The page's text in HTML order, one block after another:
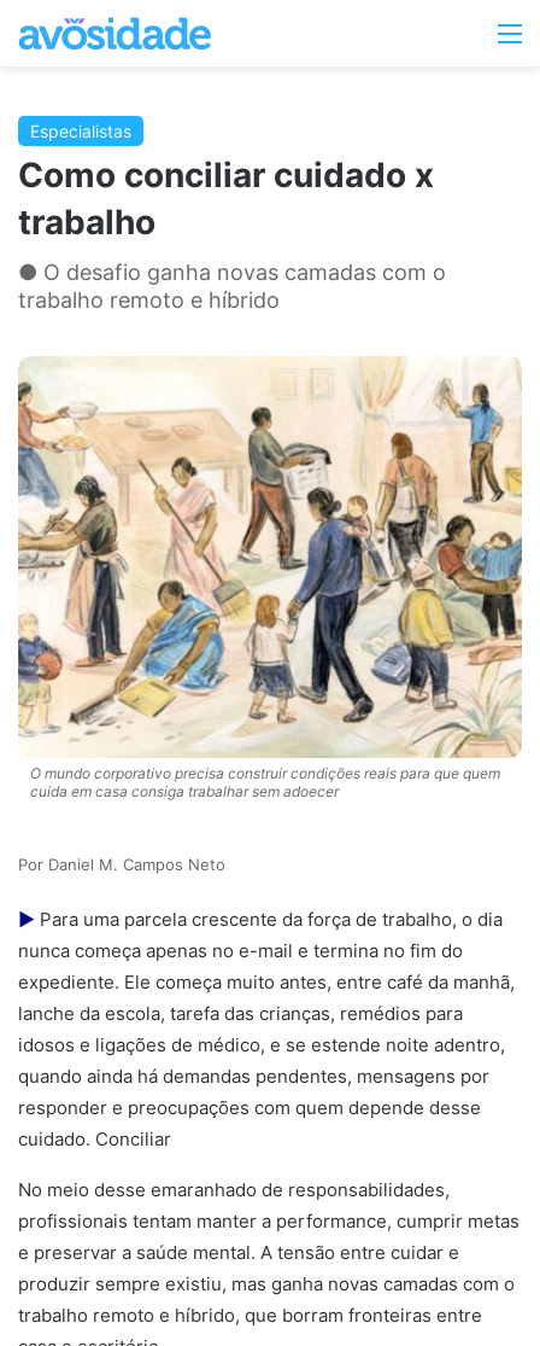
Switch
Especialistas
Como conciliar cuidado x
trabalho
● O desafio ganha novas camadas com o
trabalho remoto e híbrido
O mundo corporativo precisa construir condições reais para que quem
cuida em casa consiga trabalhar sem adoecer
Daniel M. Campos Neto
► Para uma parcela crescente da força de trabalho, o dia
nunca começa apenas no e-mail e termina no fim do
expediente. Ele começa muito antes, entre café da manhã,
lanche da escola, tarefa das crianças, remédios para
idosos e ligações de médico, e se estende noite adentro,
quando ainda há demandas pendentes, mensagens por
responder e preocupações com quem depende desse
cuidado. Conciliar
No meio desse emaranhado de responsabilidades,
profissionais tentam manter a performance, cumprir metas
e preservar a saúde mental. A tensão entre cuidar e
produzir sempre existiu, mas ganha novas camadas com o
trabalho remoto e híbrido, que borram fronteiras entre